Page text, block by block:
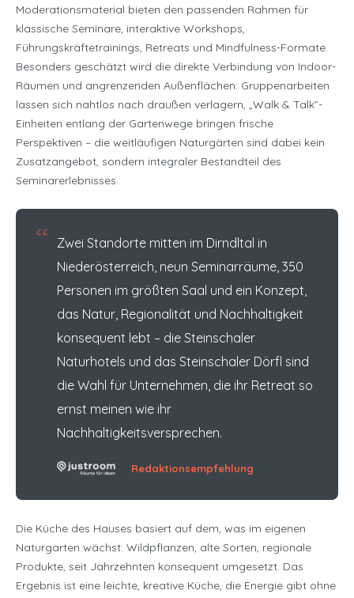
Moderationsmaterial bieten den passenden Rahmen für
klassische Seminare, interaktive Workshops,
Führungskräftetrainings, Retreats und Mindfulness-Formate.
Besonders geschätzt wird die direkte Verbindung von Indoor-
Räumen und angrenzenden Außenflächen: Gruppenarbeiten
lassen sich nahtlos nach draußen verlagern, „Walk & Talk”-
Einheiten entlang der Gartenwege bringen frische
Perspektiven – die weitläufigen Naturgärten sind dabei kein
Zusatzangebot, sondern integraler Bestandteil des
Seminarerlebnisses.
“ Zwei Standorte mitten im Dirndltal in
Niederösterreich, neun Seminarräume, 350
Personen im größten Saal und ein Konzept,
das Natur, Regionalität und Nachhaltigkeit
konsequent lebt – die Steinschaler
Naturhotels und das Steinschaler Dörfl sind
die Wahl für Unternehmen, die ihr Retreat so
ernst meinen wie ihr
Nachhaltigkeitsversprechen.
Redaktionsempfehlung
Die Küche des Hauses basiert auf dem, was im eigenen
Naturgarten wächst: Wildpflanzen, alte Sorten, regionale
Produkte, seit Jahrzehnten konsequent umgesetzt. Das
Ergebnis ist eine leichte, kreative Küche, die Energie gibt ohne